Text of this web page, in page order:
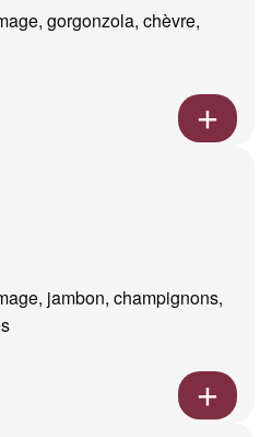
gorgonzola, chèvre,
jambon, champignons,